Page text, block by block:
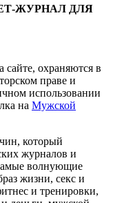
ЖУРНАЛ ДЛЯ
сайте, охраняются в
праве и
использовании
на Мужской
который
журналов и
волнующие
жизни, секс и
и тренировки,